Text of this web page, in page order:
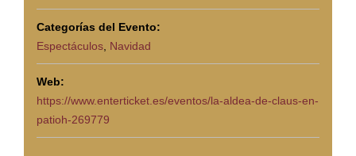
Categorías del Evento:
Espectáculos, Navidad
Web:
https://www.enterticket.es/eventos/la-aldea-de-claus-en-
patioh-269779